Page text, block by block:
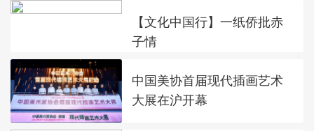
【文化中国行】一纸侨批赤
子情
中国美协首届现代插画艺术
大展在沪开幕